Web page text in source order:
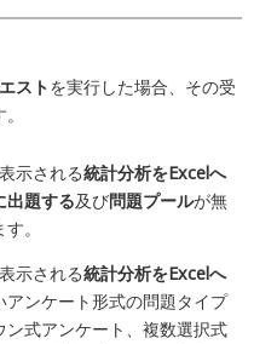
ストを実行した場合、その受
示される統計分析をExcelへ
出題する及び問題プールが無
。
示される統計分析をExcelへ
アンケート形式の問題タイプ
ン式アンケート、複数選択式